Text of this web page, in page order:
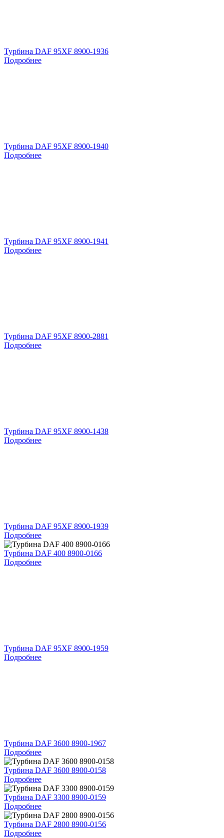
Турбина DAF 95XF 8900-1936
Подробнее
Турбина DAF 95XF 8900-1940
Подробнее
Турбина DAF 95XF 8900-1941
Подробнее
Турбина DAF 95XF 8900-2881
Подробнее
Турбина DAF 95XF 8900-1438
Подробнее
Турбина DAF 95XF 8900-1939
Подробнее
Турбина DAF 400 8900-0166
Подробнее
Турбина DAF 95XF 8900-1959
Подробнее
Турбина DAF 3600 8900-1967
Подробнее
Турбина DAF 3600 8900-0158
Подробнее
Турбина DAF 3300 8900-0159
Подробнее
Турбина DAF 2800 8900-0156
Подробнее